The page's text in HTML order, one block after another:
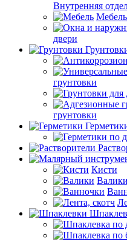
Внутренняя
Мебель
двери
грунтовки
грунтовки
Кисти
Валики